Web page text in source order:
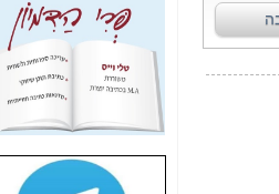
"יש אפליה בחקירה"?
חשיפה: למה השר
משה כחלון לא נחקר
עד היום? -
כאן
חשיפת חשד לשחיתות
הדומה לזו של "תיק
הסלולר -